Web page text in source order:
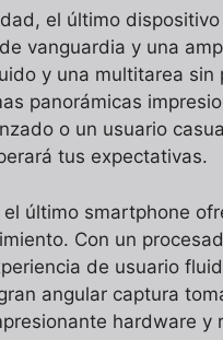
el último
vanguardia y una
y una multitarea
panorámicas
o un usuario
tus expectativas.
último smartphone
Con un
de usuario
angular captura
hardware